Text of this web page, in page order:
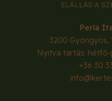
ELÁLLÁS A
Perla
3200 Gyöngyös,
Nyitva tartás: hétfő-
+36 30